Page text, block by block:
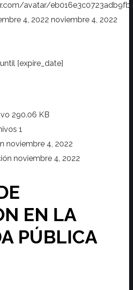
avatar/
4, 2022 noviembre 4, 2022
[expire_date]
290.06 KB
1
noviembre 4, 2022
noviembre 4, 2022
EN LA
PÚBLICA